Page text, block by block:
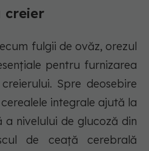
creier
fulgii de ovăz, orezul
pentru furnizarea
Spre deosebire
integrale ajută la
a nivelului de glucoză din
de ceață cerebrală